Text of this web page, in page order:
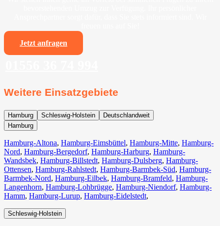
Jetzt anfragen
Weitere Einsatzgebiete
Hamburg Schleswig-Holstein
Deutschlandweit
Hamburg
Hamburg-Altona, Hamburg-Eimsbüttel, Hamburg-Mitte, Hamburg-
Nord, Hamburg-Bergedorf, Hamburg-Harburg, Hamburg-
Wandsbek, Hamburg-Billstedt, Hamburg-Dulsberg, Hamburg-
Ottensen, Hamburg-Rahlstedt, Hamburg-Barmbek-Süd, Hamburg-
Barmbek-Nord, Hamburg-Eilbek, Hamburg-Bramfeld, Hamburg-
Langenhorn, Hamburg-Lohbrügge, Hamburg-Niendorf, Hamburg-
Hamm, Hamburg-Lurup, Hamburg-Eidelstedt,
Schleswig-Holstein